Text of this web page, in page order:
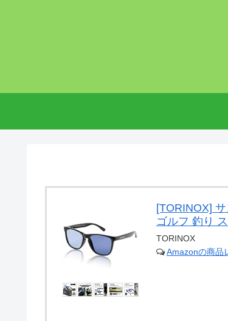
[TORINOX]
ゴルフ 釣り
TORINOX
Amazonの商品